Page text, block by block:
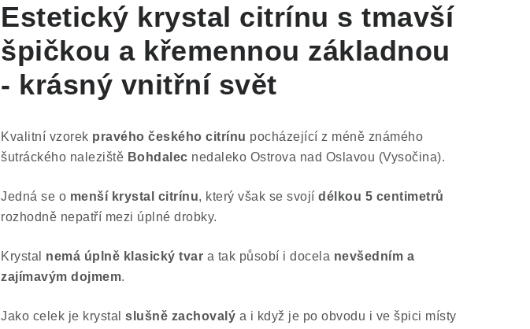
Estetický krystal citrínu s tmavší
špičkou a křemennou základnou
- krásný vnitřní svět
Kvalitní vzorek pravého českého citrínu pocházející z méně známého
šutráckého naleziště Bohdalec nedaleko Ostrova nad Oslavou (Vysočina).
Jedná se o menší krystal citrínu, který však se svojí délkou 5 centimetrů
rozhodně nepatří mezi úplné drobky.
Krystal nemá úplně klasický tvar a tak působí i docela nevšedním a
zajímavým dojmem.
Jako celek je krystal slušně zachovalý a i když je po obvodu i ve špici místy